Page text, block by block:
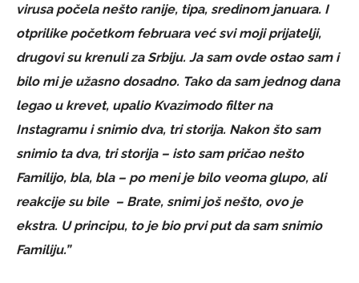
virusa počela nešto ranije, tipa, sredinom januara. I
otprilike početkom februara već svi moji prijatelji,
drugovi su krenuli za Srbiju. Ja sam ovde ostao sam i
bilo mi je užasno dosadno. Tako da sam jednog dana
legao u krevet, upalio Kvazimodo filter na
Instagramu i snimio dva, tri storija. Nakon što sam
snimio ta dva, tri storija – isto sam pričao nešto
Familijo, bla, bla – po meni je bilo veoma glupo, ali
reakcije su bile – Brate, snimi još nešto, ovo je
ekstra. U principu, to je bio prvi put da sam snimio
Familiju.”